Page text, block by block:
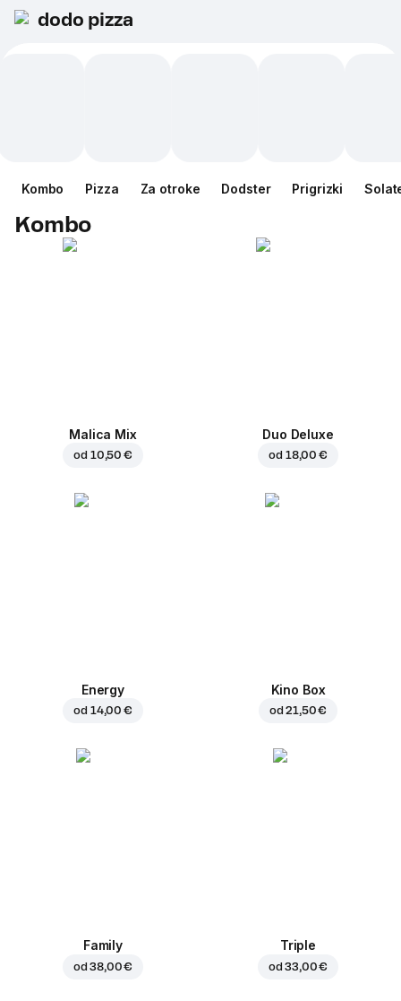
dodo pizza
Kombo Pizza Za otroke Dodster Prigrizki
Kombo
Malica Mix
od 10,50 €
Duo Deluxe
od 18,00 €
Energy
od 14,00 €
Kino Box
od21,50 €
Family
od38,00 €
Triple
od33,00 €